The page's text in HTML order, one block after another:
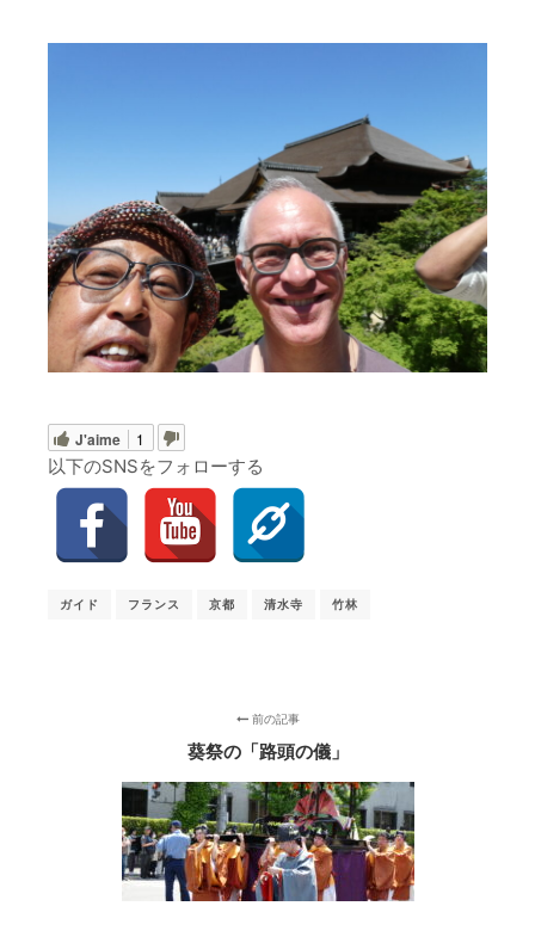
J'aime 1
以下のSNSをフォローする
ガイド フランス 京都 清水寺 竹林
前の記事
葵祭の「路頭の儀」